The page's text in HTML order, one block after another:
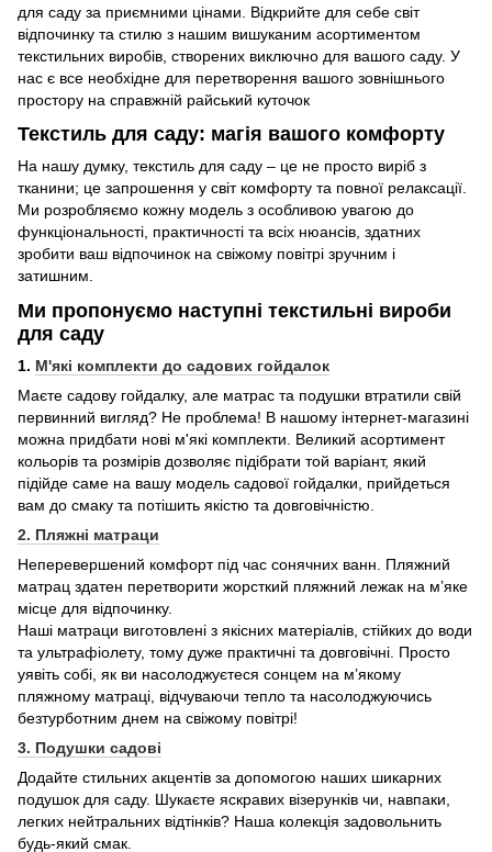
для саду за приємними цінами. Відкрийте для себе світ
відпочинку та стилю з нашим вишуканим асортиментом
текстильних виробів, створених виключно для вашого саду. У
нас є все необхідне для перетворення вашого зовнішнього
простору на справжній райський куточок
Текстиль для саду: магія вашого комфорту
На нашу думку, текстиль для саду – це не просто виріб з
тканини; це запрошення у світ комфорту та повної релаксації.
Ми розробляємо кожну модель з особливою увагою до
функціональності, практичності та всіх нюансів, здатних
зробити ваш відпочинок на свіжому повітрі зручним і
затишним.
Ми пропонуємо наступні текстильні вироби
для саду
1. М'які комплекти до садових гойдалок
Маєте садову гойдалку, але матрас та подушки втратили свій
первинний вигляд? Не проблема! В нашому інтернет-магазині
можна придбати нові м'які комплекти. Великий асортимент
кольорів та розмірів дозволяє підібрати той варіант, який
підійде саме на вашу модель садової гойдалки, прийдеться
вам до смаку та потішить якістю та довговічністю.
2. Пляжні матраци
Неперевершений комфорт під час сонячних ванн. Пляжний
матрац здатен перетворити жорсткий пляжний лежак на м’яке
місце для відпочинку.
Наші матраци виготовлені з якісних матеріалів, стійких до води
та ультрафіолету, тому дуже практичні та довговічні. Просто
уявіть собі, як ви насолоджуєтеся сонцем на м’якому
пляжному матраці, відчуваючи тепло та насолоджуючись
безтурботним днем на свіжому повітрі!
3. Подушки садові
Додайте стильних акцентів за допомогою наших шикарних
подушок для саду. Шукаєте яскравих візерунків чи, навпаки,
легких нейтральних відтінків? Наша колекція задовольнить
будь-який смак.